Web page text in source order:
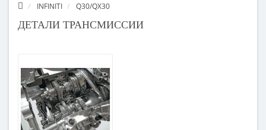
INFINITI Q30/QX30
ДЕТАЛИ ТРАНСМИССИИ